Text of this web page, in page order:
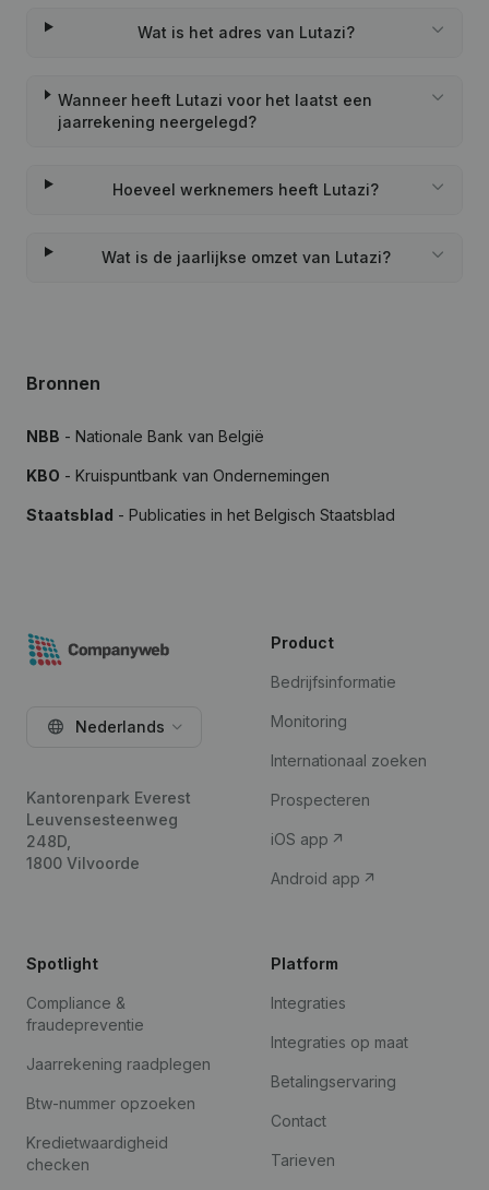
Wat is het adres van Lutazi?
Wanneer heeft Lutazi voor het laatst een
jaarrekening neergelegd?
Hoeveel werknemers heeft Lutazi?
Wat is de jaarlijkse omzet van Lutazi?
Bronnen
NBB - Nationale Bank van België
KBO - Kruispuntbank van Ondernemingen
Staatsblad - Publicaties in het Belgisch Staatsblad
Nederlands
Kantorenpark Everest
Leuvensesteenweg
248D,
1800 Vilvoorde
Product
Bedrijfsinformatie
Monitoring
Internationaal zoeken
Prospecteren
iOS app
Android app
Spotlight
Compliance &
fraudepreventie
Jaarrekening raadplegen
Btw-nummer opzoeken
Kredietwaardigheid
checken
Platform
Integraties
Integraties op maat
Betalingservaring
Contact
Tarieven